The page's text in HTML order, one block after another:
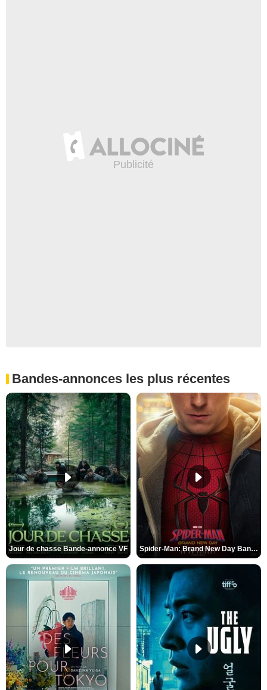
Bandes-annonces les plus récentes
Jour de chasse Bande-annonce VF Spider-Man: Brand New Day Bande-annonce (3) VO STFR